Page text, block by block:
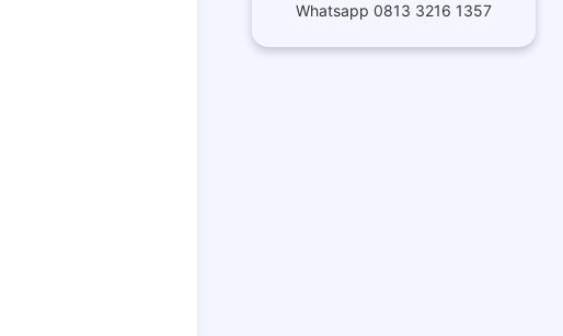
Whatsapp 0813 3216 1357